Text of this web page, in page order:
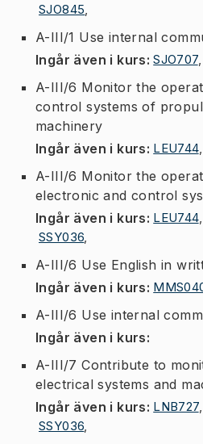
SJO845
A-III/1 Use internal
Ingår även i kurs: SJO707,
A-III/6 Monitor the
control systems of
machinery
Ingår även i kurs: LEU744,
A-III/6 Monitor the
electronic and control
Ingår även i kurs: LEU744,
SSY036
A-III/6 Use English in
Ingår även i kurs:
A-III/6 Use internal
Ingår även i kurs:
A-III/7 Contribute to
electrical systems and
Ingår även i kurs: LNB727,
SSY036